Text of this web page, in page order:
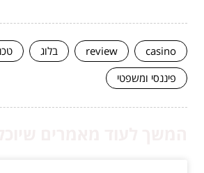
casino
review בלוג
פיננסי ומשפטי